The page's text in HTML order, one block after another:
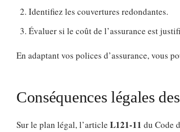
Identifiez les couvertures redondantes.
Évaluer si le coût de l’assurance est
En adaptant vos polices d’assurance, vous
Conséquences légales
Sur le plan légal, l’article L121-11 du Code